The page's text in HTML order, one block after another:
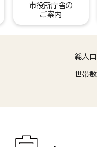
市役所庁舎の
ご案内
総人口
世帯数